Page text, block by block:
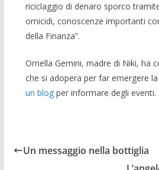
riciclaggio di denaro sporco
omicidi, conoscenze importanti
della Finanza”.
Ornella Gemini, madre di Niki, ha
che si adopera per far emergere
un blogper informare degli eventi.
Un messaggio nella bottiglia